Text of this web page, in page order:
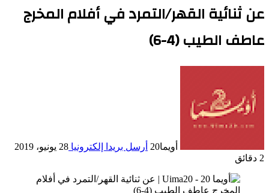
عن ثنائية القهر/التمرد في أفلام المخرج
عاطف الطيب (4-6)
أويما20 أرسل بريدا إلكترونيا 28 يونيو، 2019
2 دقائق